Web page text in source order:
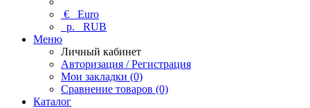
€ Euro
р. RUB
Меню
Личный кабинет
Авторизация / Регистрация
Мои закладки (0)
Сравнение товаров (0)
Каталог